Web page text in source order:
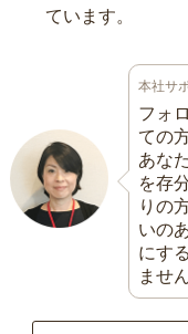
ています。
本社サ
フォ
ての
あな
を存
りの
いの
にす
ませ